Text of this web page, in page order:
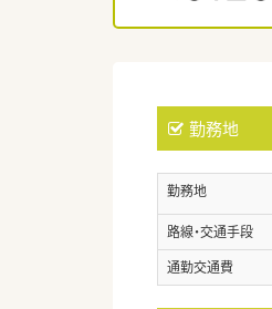
勤務地
勤務地
路線・交通手段
通勤交通費